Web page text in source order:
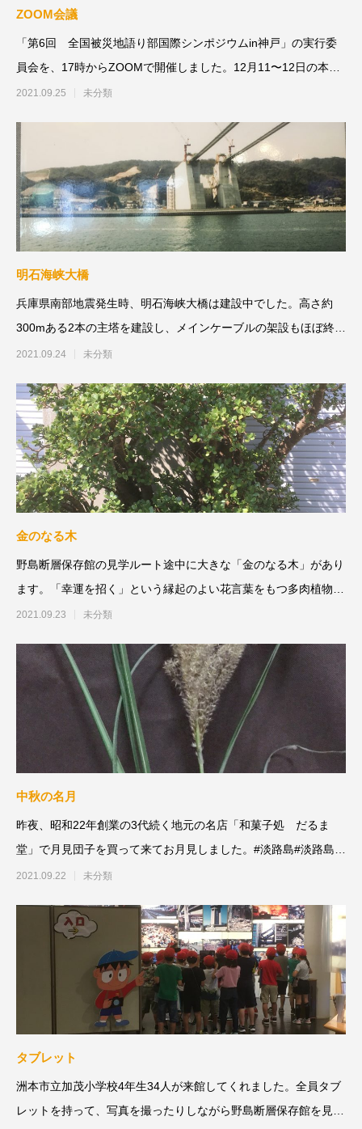
ZOOM会議
「第6回 全国被災地語り部国際シンポジウムin神戸」の実行委
員会を、17時からZOOMで開催しました。12月11〜12日の本番
に向けて話
2021.09.25 未分類
明石海峡大橋
兵庫県南部地震発生時、明石海峡大橋は建設中でした。高さ約
300mある2本の主塔を建設し、メインケーブルの架設もほぼ終わ
ったところでした。
2021.09.24 未分類
金のなる木
野島断層保存館の見学ルート途中に大きな「金のなる木」があり
ます。「幸運を招く」という縁起のよい花言葉をもつ多肉植物で
す。ぜひ皆さん、
2021.09.23 未分類
中秋の名月
昨夜、昭和22年創業の3代続く地元の名店「和菓子処 だるま
堂」で月見団子を買って来てお月見しました。#淡路島#淡路島西
海岸#北淡震災記念
2021.09.22 未分類
タブレット
洲本市立加茂小学校4年生34人が来館してくれました。全員タブ
レットを持って、写真を撮ったりしながら野島断層保存館を見学